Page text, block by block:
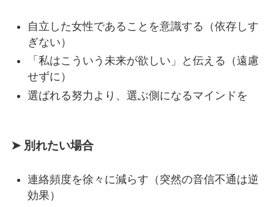
自立した女性であることを意識する（依存しす
ぎない）
「私はこういう未来が欲しい」と伝える（遠慮
せずに）
選ばれる努力より、選ぶ側になるマインドを
➤ 別れたい場合
連絡頻度を徐々に減らす（突然の音信不通は逆
効果）